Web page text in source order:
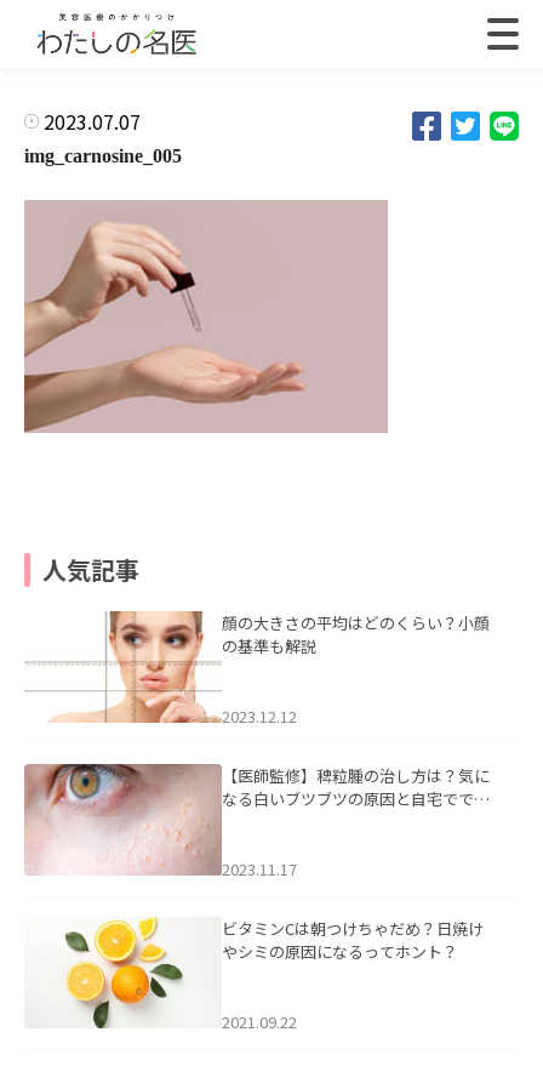
2023.07.07
img_carnosine_005
人気記事
顔の大きさの平均はどのくらい？小顔
の基準も解説
2023.12.12
【医師監修】稗粒腫の治し方は？気に
なる白いブツブツの原因と自宅ででき
2023.11.17
ビタミンCは朝つけちゃだめ？日焼け
やシミの原因になるってホント？
2021.09.22